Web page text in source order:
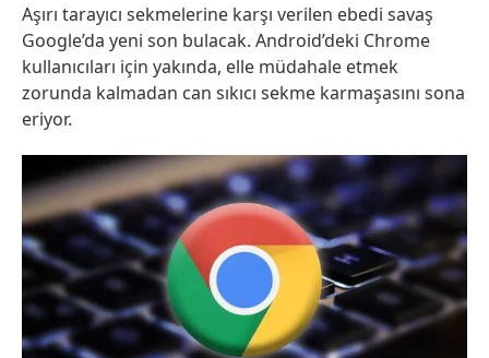
Aşırı tarayıcı sekmelerine karşı verilen ebedi savaş
Google’da yeni son bulacak. Android’deki Chrome
kullanıcıları için yakında, elle müdahale etmek
zorunda kalmadan can sıkıcı sekme karmaşasını sona
eriyor.